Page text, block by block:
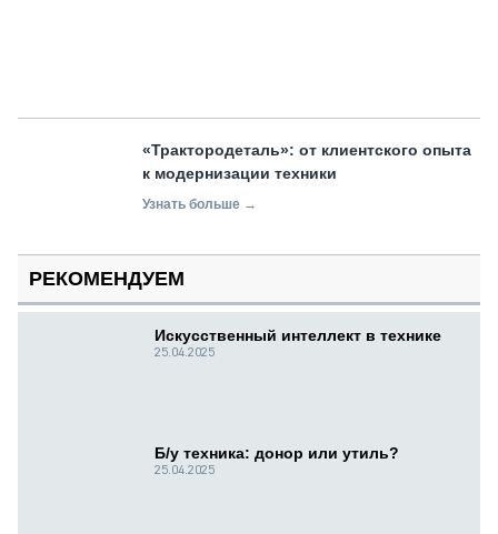
«Трактородеталь»: от клиентского опыта
к модернизации техники
Узнать больше →
РЕКОМЕНДУЕМ
Искусственный интеллект в технике
25.04.2025
Б/у техника: донор или утиль?
25.04.2025